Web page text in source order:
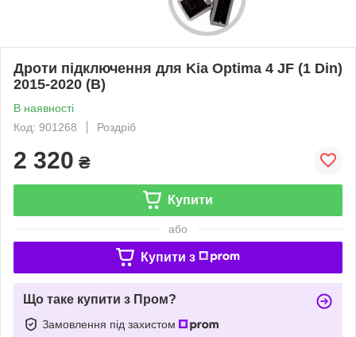
Дроти підключення для Kia Optima 4 JF (1 Din)
2015-2020 (B)
В наявності
Код: 901268
Роздріб
2 320 ₴
Купити
або
Купити з
Що таке купити з Пром?
Замовлення під захистом